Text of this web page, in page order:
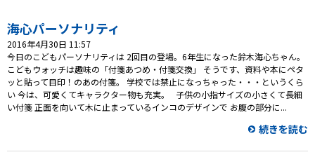
プレゼント
コンテンツ・アプリ
キッズ ケンジュ 愛の募金
Well-being 防災・減災
ショッピング
海心パーソナリティ
2016年4月30日 11:57
今日のこどもパーソナリティは 2回目の登場。6年生になった鈴木海心ちゃん。
こどもウォッチは趣味の「付箋あつめ・付箋交換」 そうです、資料や本にペタ
ッと貼って目印！のあの付箋。 学校では禁止になっちゃった・・・というくら
い 今は、可愛くてキャラクター物も充実。 子供の小指サイズの小さくて長細
い付箋 正面を向いて木に止まっているインコのデザインで お腹の部分に...
続きを読む